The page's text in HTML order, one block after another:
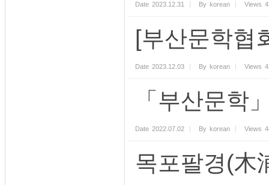
Date 2023.12.31 By korean Views
[부산문학협
Date 2023.12.03 By korean Views
「부산문학
Date 2022.07.02 By korean Views
목포팔경(木